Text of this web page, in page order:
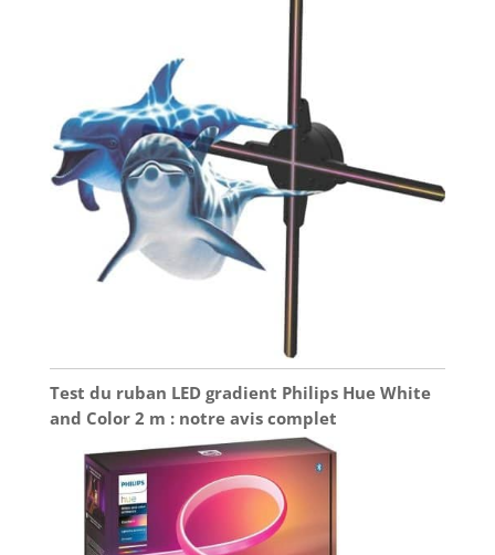
Test du ruban LED gradient Philips Hue White
and Color 2 m : notre avis complet